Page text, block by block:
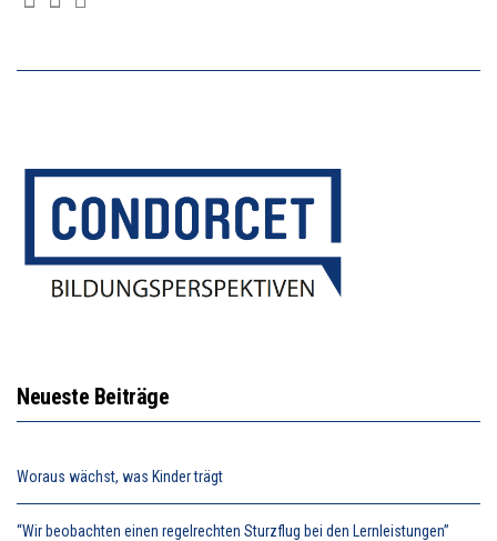
Neueste Beiträge
Woraus wächst, was Kinder trägt
“Wir beobachten einen regelrechten Sturzflug bei den Lernleistungen”